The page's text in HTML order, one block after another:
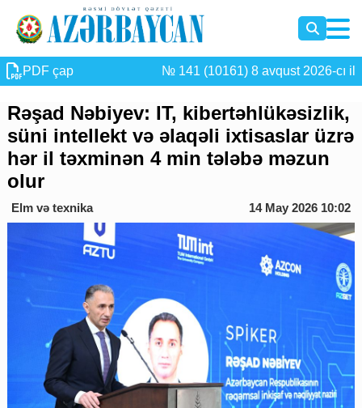
PDF çap № 141 (10161) 8 avqust 2026-cı il
Rəşad Nəbiyev: IT, kibertəhlükəsizlik,
süni intellekt və əlaqəli ixtisaslar üzrə
hər il təxminən 4 min tələbə məzun
olur
Elm və texnika 14 May 2026 10:02